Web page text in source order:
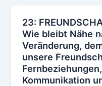
23:
Wie bleibt Nähe
Veränderung,
unsere
Kommunikation